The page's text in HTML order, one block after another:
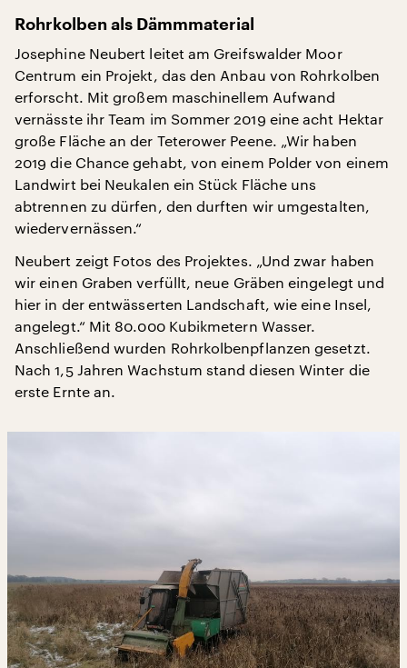
Rohrkolben als Dämmmaterial
Josephine Neubert leitet am Greifswalder Moor
Centrum ein Projekt, das den Anbau von Rohrkolben
erforscht. Mit großem maschinellem Aufwand
vernässte ihr Team im Sommer 2019 eine acht Hektar
große Fläche an der Teterower Peene. „Wir haben
2019 die Chance gehabt, von einem Polder von einem
Landwirt bei Neukalen ein Stück Fläche uns
abtrennen zu dürfen, den durften wir umgestalten,
wiedervernässen.“
Neubert zeigt Fotos des Projektes. „Und zwar haben
wir einen Graben verfüllt, neue Gräben eingelegt und
hier in der entwässerten Landschaft, wie eine Insel,
angelegt.“ Mit 80.000 Kubikmetern Wasser.
Anschließend wurden Rohrkolbenpflanzen gesetzt.
Nach 1,5 Jahren Wachstum stand diesen Winter die
erste Ernte an.